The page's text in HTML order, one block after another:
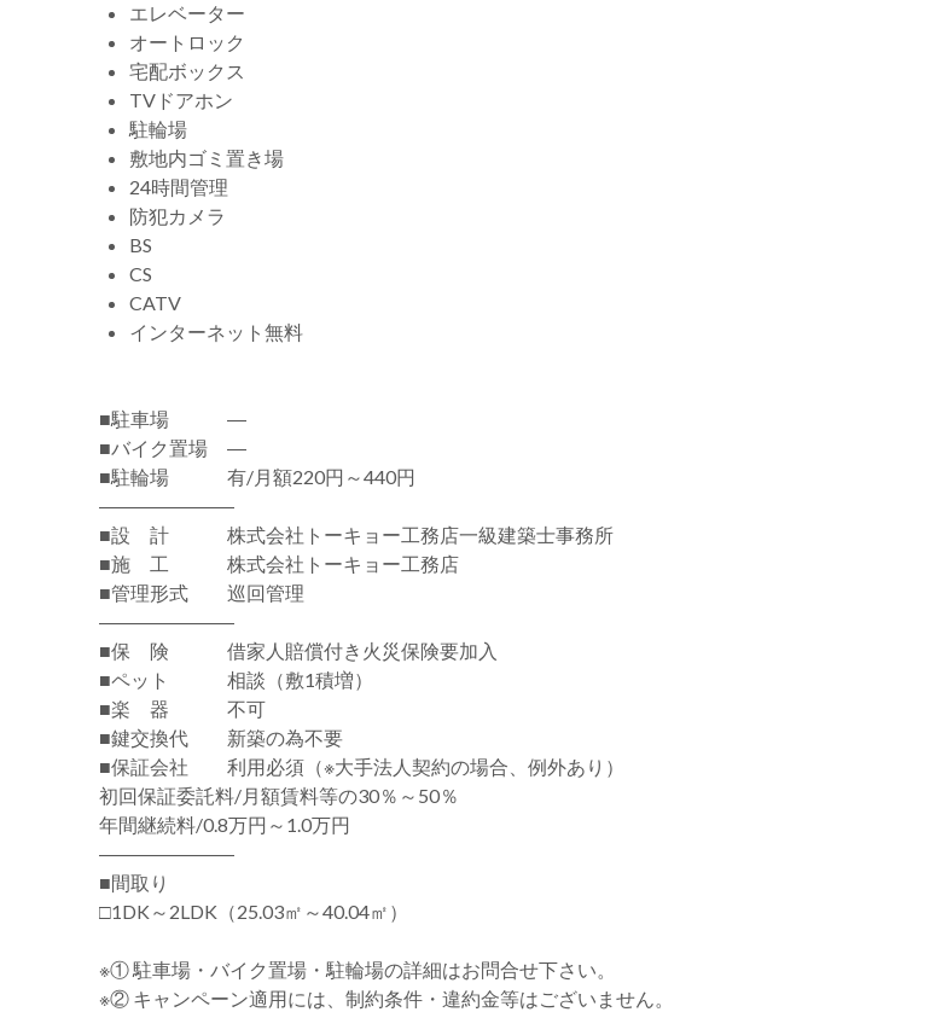
エレベーター
オートロック
宅配ボックス
TVドアホン
駐輪場
敷地内ゴミ置き場
24時間管理
防犯カメラ
BS
CS
CATV
インターネット無料
■駐車場 ―
■バイク置場 ―
■駐輪場 有/月額220円～440円
―――――――
■設 計 株式会社トーキョー工務店一級建築士事務所
■施 工 株式会社トーキョー工務店
■管理形式 巡回管理
―――――――
■保 険 借家人賠償付き火災保険要加入
■ペット 相談（敷1積増）
■楽 器 不可
■鍵交換代 新築の為不要
■保証会社 利用必須（※大手法人契約の場合、例外あり）
初回保証委託料/月額賃料等の30％～50％
年間継続料/0.8万円～1.0万円
―――――――
■間取り
□1DK～2LDK（25.03㎡～40.04㎡）
※① 駐車場・バイク置場・駐輪場の詳細はお問合せ下さい。
※② キャンペーン適用には、制約条件・違約金等はございません。